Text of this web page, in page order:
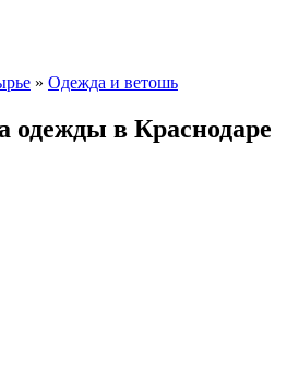
» Одежда и ветошь
в Краснодаре